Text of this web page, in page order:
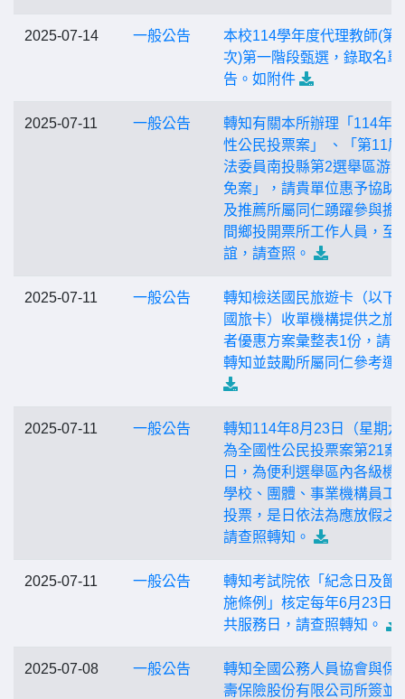
2025-07-14 一般公告
本校114學年度代理教師(第
次)第一階段甄選，錄取名單
告。如附件
2025-07-11 一般公告
轉知有關本所辦理「114年
性公民投票案」 、「第11屆
法委員南投縣第2選舉區游
免案」，請貴單位惠予協助
及推薦所屬同仁踴躍參與擔
間鄉投開票所工作人員，至
誼，請查照。
2025-07-11 一般公告
轉知檢送國民旅遊卡（以下
國旅卡）收單機構提供之旅
者優惠方案彙整表1份，請
轉知並鼓勵所屬同仁參考運
2025-07-11 一般公告
轉知114年8月23日（星期六
為全國性公民投票案第21案
日，為便利選舉區內各級機
學校、團體、事業機構員工
投票，是日依法為應放假之
請查照轉知。
2025-07-11 一般公告
轉知考試院依「紀念日及節
施條例」核定每年6月23日
共服務日，請查照轉知。
2025-07-08 一般公告
轉知全國公務人員協會與保
壽保險股份有限公司所簽並